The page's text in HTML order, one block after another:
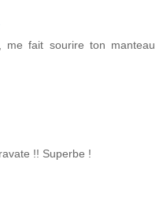
me fait sourire ton manteau
!! Superbe !